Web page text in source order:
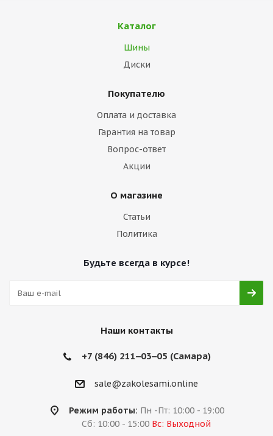
Каталог
Шины
Диски
Покупателю
Оплата и доставка
Гарантия на товар
Вопрос-ответ
Акции
О магазине
Статьи
Политика
Будьте всегда в курсе!
Наши контакты
+7 (846) 211‒03‒05 (Самара)
sale@zakolesami.online
Режим работы: Пн -Пт: 10:00 - 19:00
Сб: 10:00 - 15:00 Вс: Выходной